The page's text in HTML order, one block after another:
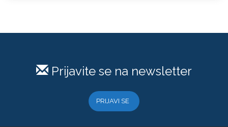
Prijavite se na newsletter
PRIJAVI SE